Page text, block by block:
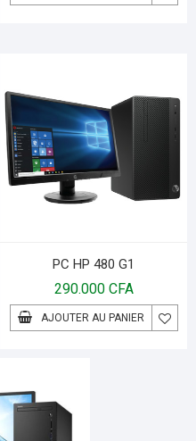
PC HP 480 G1
290.000 CFA
AJOUTER AU PANIER